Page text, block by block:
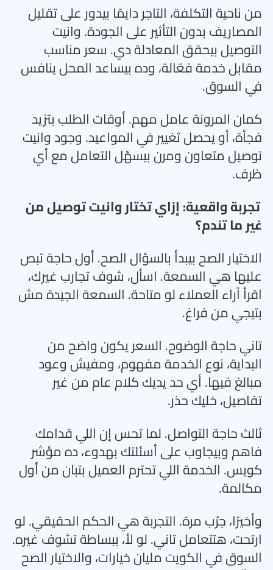
من ناحية التكلفة، التاجر دايمًا بيدور على تقليل
المصاريف بدون التأثير على الجودة. وانيت
التوصيل بيحقق المعادلة دي. سعر مناسب
مقابل خدمة فعّالة، وده بيساعد المحل ينافس
في السوق.
كمان المرونة عامل مهم. أوقات الطلب بتزيد
فجأة، أو يحصل تغيير في المواعيد. وجود وانيت
توصيل متعاون ومرن بيسهّل التعامل مع أي
ظرف.
تجربة واقعية: إزاي تختار وانيت توصيل من
غير ما تندم؟
الاختيار الصح بيبدأ بالسؤال الصح. أول حاجة تبص
عليها هي السمعة. اسأل، شوف تجارب غيرك،
اقرأ آراء العملاء لو متاحة. السمعة الجيدة مش
بتيجي من فراغ.
تاني حاجة الوضوح. السعر يكون واضح من
البداية، نوع الخدمة مفهوم، ومفيش وعود
مبالغ فيها. أي حد يديك كلام عام من غير
تفاصيل، خليك حذر.
ثالث حاجة التواصل. لما تحس إن اللي قدامك
فاهم وبيجاوب على أسئلتك بهدوء، ده مؤشر
كويس. الخدمة اللي تحترم العميل بتبان من أول
مكالمة.
وأخيرًا، جرّب مرة. التجربة هي الحكم الحقيقي. لو
ارتحت، هتتعامل تاني. لو لأ، ببساطة تشوف غيره.
السوق في الكويت مليان خيارات، والاختيار الصح